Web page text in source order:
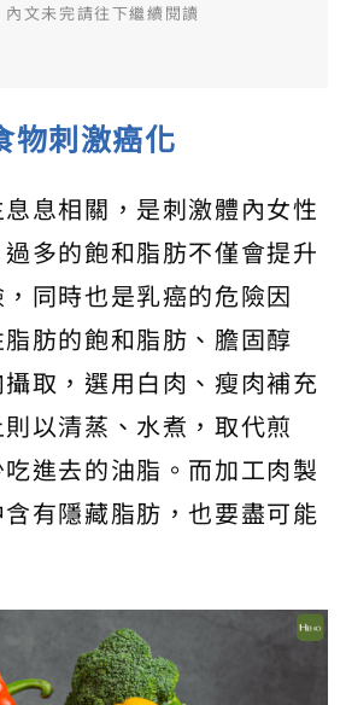
文未完請往下繼續閱讀
物刺激癌化
息相關，是刺激體內女性
多的飽和脂肪不僅會提升
同時也是乳癌的危險因
肪的飽和脂肪、膽固醇
取，選用白肉、瘦肉補充
以清蒸、水煮，取代煎
進去的油脂。而加工肉製
有隱藏脂肪，也要盡可能